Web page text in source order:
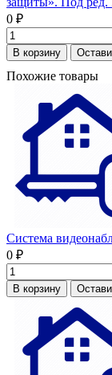
0 ₽
В корзину
Похожие товары
Система
0 ₽
В корзину